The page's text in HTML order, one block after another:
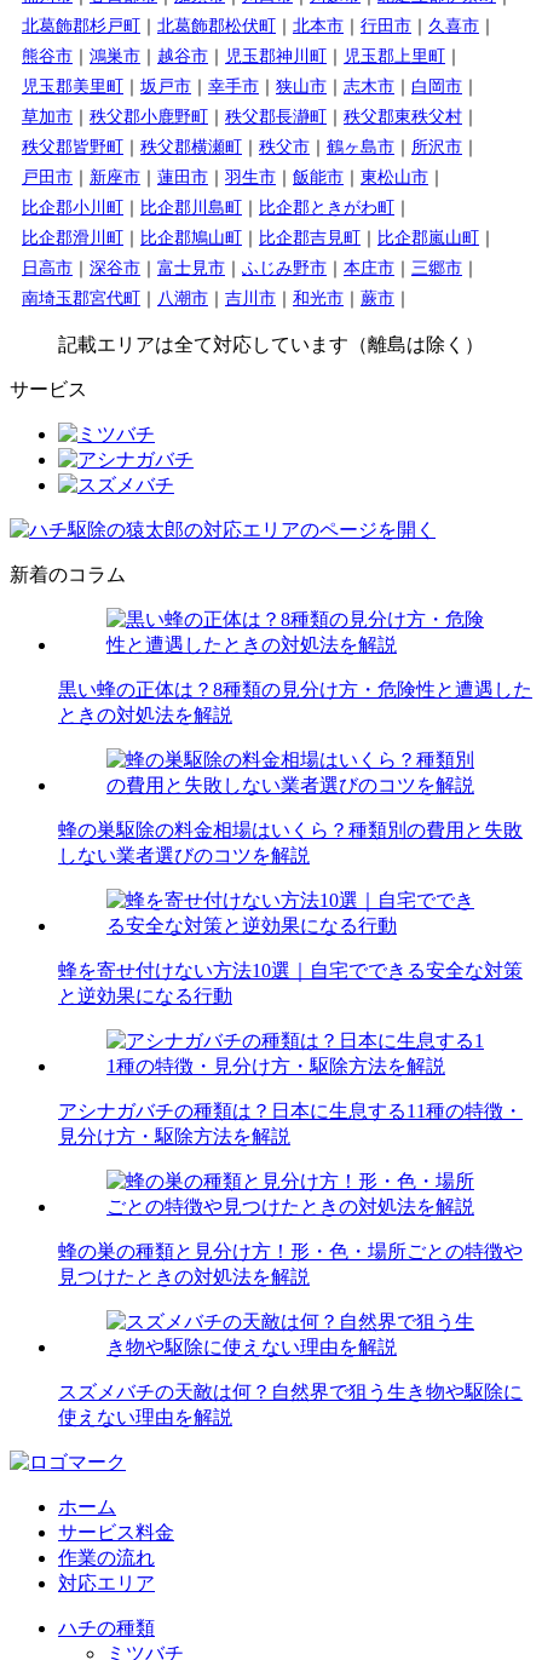
北葛飾郡杉戸町
北葛飾郡松伏町 北本市 行田市
久喜市
熊谷市
鴻巣市 越谷市 児玉郡神川町
児玉郡上里町
児玉郡美里町
坂戸市 幸手市 狭山市 志木市
白岡市
草加市
秩父郡小鹿野町 秩父郡長瀞町
秩父郡東秩父村
秩父郡皆野町
秩父郡横瀬町 秩父市 鶴ヶ島市
所沢市
戸田市
新座市 蓮田市 羽生市 飯能市
東松山市
比企郡小川町
比企郡川島町
比企郡ときがわ町
比企郡滑川町
比企郡鳩山町 比企郡吉見町
比企郡嵐山町
日高市
深谷市 富士見市 ふじみ野市 本庄市
三郷市
南埼玉郡宮代町
八潮市 吉川市 和光市 蕨市
記載エリアは全て対応しています（離島は除く）
サービス
新着のコラム
黒い蜂の正体は？8種類の見分け方・危険性と遭遇した
ときの対処法を解説
蜂の巣駆除の料金相場はいくら？種類別の費用と失敗
しない業者選びのコツを解説
蜂を寄せ付けない方法10選｜自宅でできる安全な対策
と逆効果になる行動
アシナガバチの種類は？日本に生息する11種の特徴・
見分け方・駆除方法を解説
蜂の巣の種類と見分け方！形・色・場所ごとの特徴や
見つけたときの対処法を解説
スズメバチの天敵は何？自然界で狙う生き物や駆除に
使えない理由を解説
ホーム
サービス料金
作業の流れ
対応エリア
ハチの種類
ミツバチ